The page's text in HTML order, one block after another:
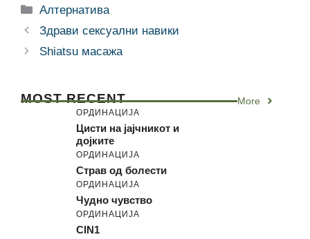
Categories
Алтернатива
Здрави сексуални навики
Shiatsu масажа
MOST RECENT More
ОРДИНАЦИЈА
Цисти на јајчникот и
дојките
ОРДИНАЦИЈА
Страв од болести
ОРДИНАЦИЈА
Чудно чувство
ОРДИНАЦИЈА
CIN1